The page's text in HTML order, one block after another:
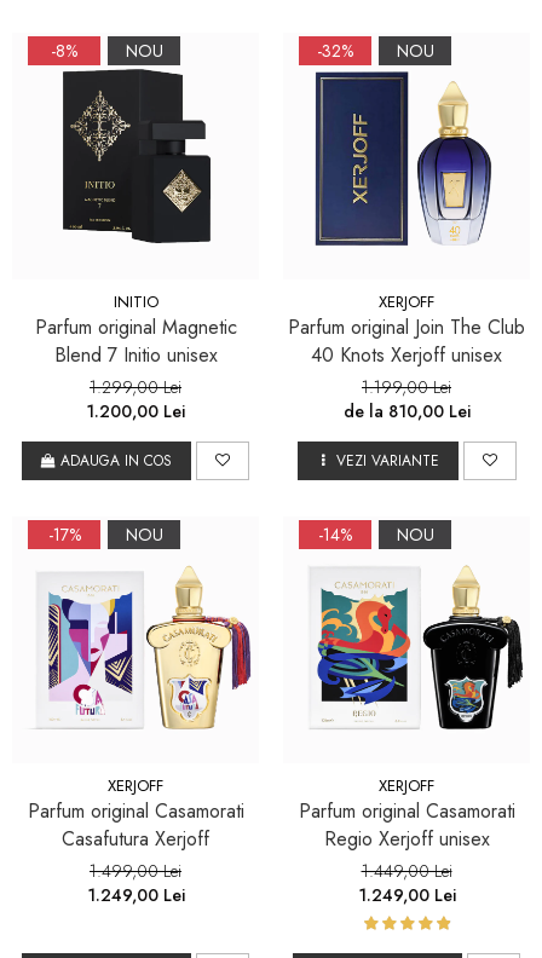
-8% NOU
INITIO
Parfum original Magnetic
Blend 7 Initio unisex
1.299,00 Lei
1.200,00 Lei
ADAUGA IN COS
-32% NOU
XERJOFF
Parfum original Join The Club
40 Knots Xerjoff unisex
1.199,00 Lei
de la 810,00 Lei
VEZI VARIANTE
-17% NOU
XERJOFF
Parfum original Casamorati
Casafutura Xerjoff
1.499,00 Lei
1.249,00 Lei
-14% NOU
XERJOFF
Parfum original Casamorati
Regio Xerjoff unisex
1.449,00 Lei
1.249,00 Lei